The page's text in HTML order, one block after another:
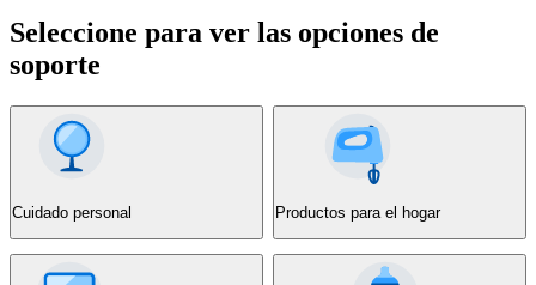
Seleccione para ver las opciones de
soporte
Cuidado personal Productos para el hogar